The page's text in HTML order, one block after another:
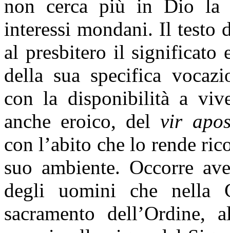
non cerca più in Dio la
interessi mondani. Il testo
al presbitero il significato
della sua specifica
con la disponibilità a
anche eroico, del vir
con l’abito che lo rende
suo ambiente. Occorre
degli uomini che nella
sacramento